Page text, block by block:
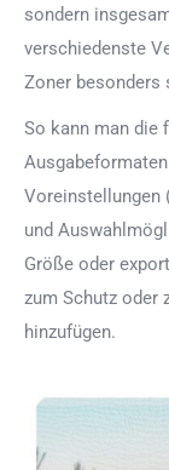
sondern
verschiedenste
Zoner besonders
So kann man die
Voreinstellungen
und
Größe oder
zum Schutz oder
hinzufügen.